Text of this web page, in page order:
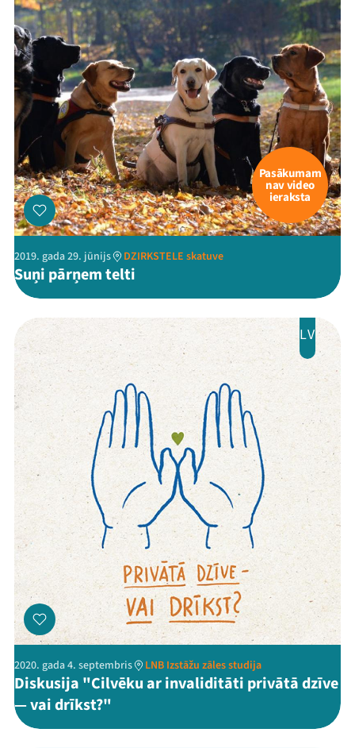
Pasākumam
nav video
ieraksta
2019. gada 29. jūnijs DZIRKSTELE skatuve
Suņi pārņem telti
LV
2020. gada 4. septembris LNB Izstāžu zāles studija
Diskusija "Cilvēku ar invaliditāti privātā dzīve
— vai drīkst?"